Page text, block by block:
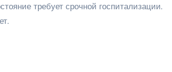
требует срочной госпитализации.